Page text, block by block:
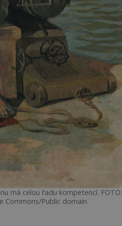
má celou řadu kompetencí. FOTO:
Commons/Public domain